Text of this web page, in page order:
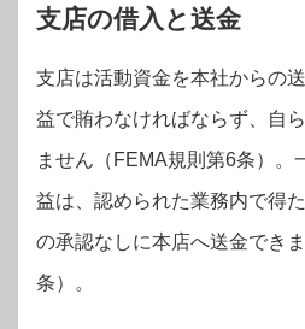
支店の借入と送金
支店は活動資金を本社からの
益で賄わなければならず、自
ません（FEMA規則第6条）。
益は、認められた業務内で得
の承認なしに本店へ送金でき
条）。